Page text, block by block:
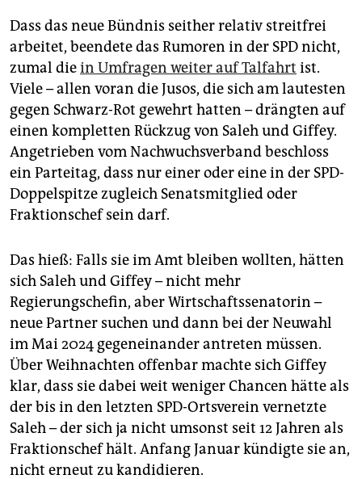
Dass das neue Bündnis seither relativ streitfrei
arbeitet, beendete das Rumoren in der SPD nicht,
zumal diein Umfragen weiter auf Talfahrt ist.
Viele – allen voran die Jusos, die sich am lautesten
gegen Schwarz-Rot gewehrt hatten – drängten auf
einen kompletten Rückzug von Saleh und Giffey.
Angetrieben vom Nachwuchsverband beschloss
ein Parteitag, dass nur einer oder eine in der SPD-
Doppelspitze zugleich Senatsmitglied oder
Fraktionschef sein darf.
Das hieß: Falls sie im Amt bleiben wollten, hätten
sich Saleh und Giffey – nicht mehr
Regierungschefin, aber Wirtschaftssenatorin –
neue Partner suchen und dann bei der Neuwahl
im Mai 2024 gegeneinander antreten müssen.
Über Weihnachten offenbar machte sich Giffey
klar, dass sie dabei weit weniger Chancen hätte als
der bis in den letzten SPD-Ortsverein vernetzte
Saleh – der sich ja nicht umsonst seit 12 Jahren als
Fraktionschef hält. Anfang Januar kündigte sie an,
nicht erneut zu kandidieren.